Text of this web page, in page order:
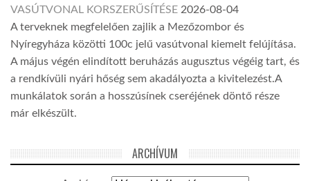
VASÚTVONAL KORSZERŰSÍTÉSE 2026-08-04
A terveknek megfelelően zajlik a Mezőzombor és
Nyíregyháza közötti 100c jelű vasútvonal kiemelt felújítása.
A május végén elindított beruházás augusztus végéig tart, és
a rendkívüli nyári hőség sem akadályozta a kivitelezést.A
munkálatok során a hosszúsínek cseréjének döntő része
már elkészült.
ARCHÍVUM